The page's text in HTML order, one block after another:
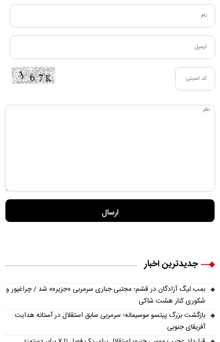
جدیدترین اخبار
بمب لیگ آزادگان در قشم؛ مجتبی جباری سرمربی «جزیره» شد / چراغپور و
شکوری کنار هشت شاکی
بازگشت بزرگ پیتسو موسیمانه؛ سرمربی سابق استقلال در آستانه هدایت
آفریقای جنوبی